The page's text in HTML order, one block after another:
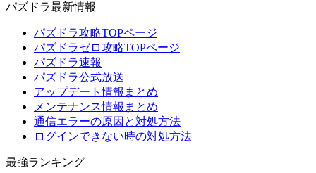
パズドラ最新情報
パズドラ攻略TOPページ
パズドラゼロ攻略TOPページ
パズドラ速報
パズドラ公式放送
アップデート情報まとめ
メンテナンス情報まとめ
通信エラーの原因と対処方法
ログインできない時の対処方法
最強ランキング